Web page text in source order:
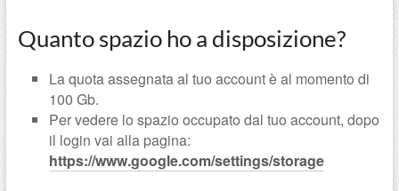
Quanto spazio ho a disposizione?
La quota assegnata al tuo account è al momento di
100 Gb.
Per vedere lo spazio occupato dal tuo account, dopo
il login vai alla pagina:
https://www.google.com/settings/storage